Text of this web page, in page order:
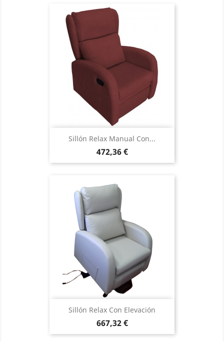
Sillón Relax Manual Con...
Precio
472,36 €
Sillón Relax Con Elevación
Precio
667,32 €